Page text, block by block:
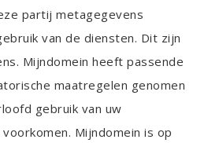
partij metagegevens
van de diensten. Dit zijn
Mijndomein heeft passende
maatregelen genomen
gebruik van uw
Mijndomein is op